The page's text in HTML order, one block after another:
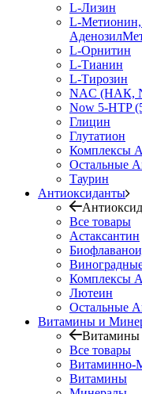
L-Лизин
L-
L-Орнитин
L-Тианин
L-Тирозин
NAC (НАК,
Now 5-HTP
Глицин
Глутатион
Комплексы
Остальные
Таурин
Антиоксиданты
Все товары
Астаксантин
Комплексы
Лютеин
Остальные
Витамины и
Все товары
Витаминно-
Витамины